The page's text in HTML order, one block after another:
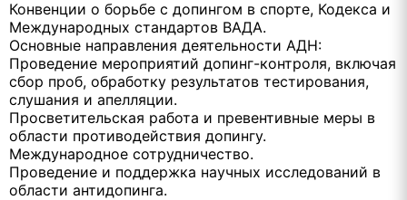
Конвенции о борьбе с допингом в спорте, Кодекса и
Международных стандартов ВАДА.
Основные направления деятельности АДН:
Проведение мероприятий допинг-контроля, включая
сбор проб, обработку результатов тестирования,
слушания и апелляции.
Просветительская работа и превентивные меры в
области противодействия допингу.
Международное сотрудничество.
Проведение и поддержка научных исследований в
области антидопинга.